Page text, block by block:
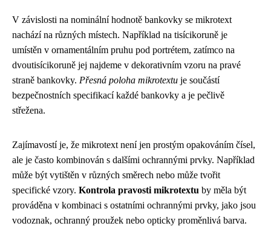
V závislosti na nominální hodnotě bankovky se mikrotext
nachází na různých místech. Například na tisícikoruně je
umístěn v ornamentálním pruhu pod portrétem, zatímco na
dvoutisícikoruně jej najdeme v dekorativním vzoru na pravé
straně bankovky. Přesná poloha mikrotextu je součástí
bezpečnostních specifikací každé bankovky a je pečlivě
střežena.
Zajímavostí je, že mikrotext není jen prostým opakováním čísel,
ale je často kombinován s dalšími ochrannými prvky. Například
může být vytištěn v různých směrech nebo může tvořit
specifické vzory. Kontrola pravosti mikrotextu by měla být
prováděna v kombinaci s ostatními ochrannými prvky, jako jsou
vodoznak, ochranný proužek nebo opticky proměnlivá barva.